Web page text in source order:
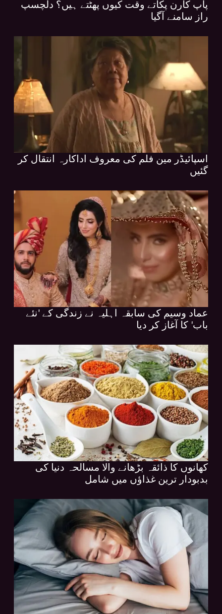
پاپ کارن پکاتے وقت کیوں پھٹتے ہیں؟ دلچسپ
راز سامنے آگیا
اسپائیڈر مین فلم کی معروف اداکارہ انتقال کر
گئیں
عماد وسیم کی سابقہ اہلیہ نے زندگی کے 'نئے
باب' کا آغاز کر دیا
کھانوں کا ذائقہ بڑھانے والا مسالحہ دنیا کی
بدبودار ترین غذاؤں میں شامل